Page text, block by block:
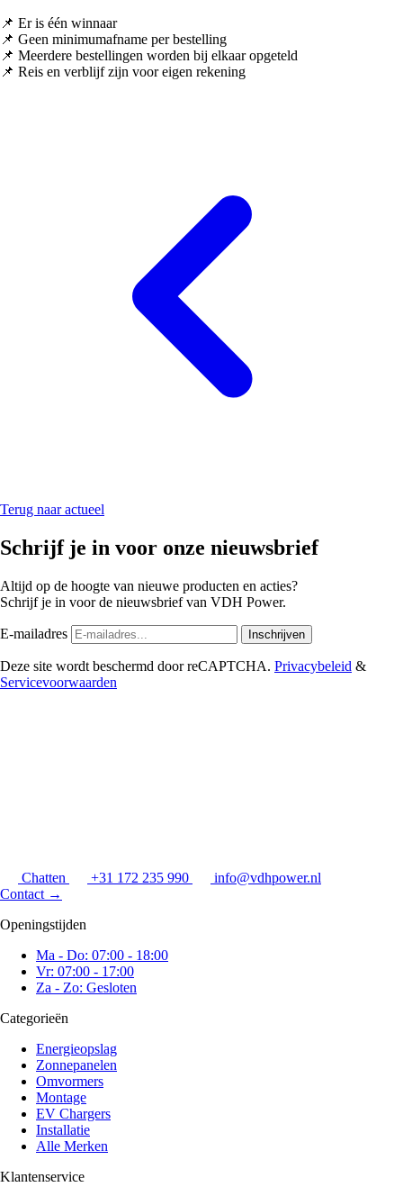
📌 Er is één winnaar
📌 Geen minimumafname per bestelling
📌 Meerdere bestellingen worden bij elkaar opgeteld
📌 Reis en verblijf zijn voor eigen rekening
Terug naar actueel
Schrijf je in voor onze nieuwsbrief
Altijd op de hoogte van nieuwe producten en acties?
Schrijf je in voor de nieuwsbrief van VDH Power.
E-mailadres Inschrijven
Deze site wordt beschermd door reCAPTCHA. Privacybeleid &
Servicevoorwaarden
Chatten +31 172 235 990
info@vdhpower.nl
Contact →
Openingstijden
Ma - Do: 07:00 - 18:00
Vr: 07:00 - 17:00
Za - Zo: Gesloten
Categorieën
Energieopslag
Zonnepanelen
Omvormers
Montage
EV Chargers
Installatie
Alle Merken
Klantenservice